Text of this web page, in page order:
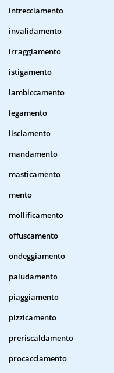
intrecciamento
invalidamento
irraggiamento
istigamento
lambiccamento
legamento
lisciamento
mandamento
masticamento
mento
mollificamento
offuscamento
ondeggiamento
paludamento
piaggiamento
pizzicamento
preriscaldamento
procacciamento